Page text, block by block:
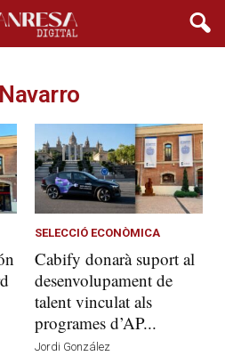
SELECCIÓ ECONÒMICA
Cabify donarà suport al
desenvolupament de
talent vinculat als
programes d’AP...
Jordi González